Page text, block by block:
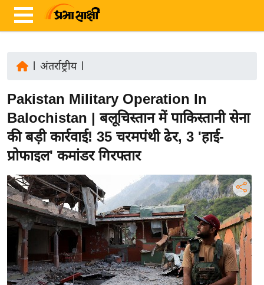
ज़ा
ख
ब
र
ष्ट्री
य
अं
त
र्रा
ष्ट्री
य
अंतर्राष्ट्रीय|
Pakistan Military Operation In
Balochistan | बलूचिस्तान में पाकिस्तानी सेना
की बड़ी कार्रवाई! 35 चरमपंथी ढेर, 3 'हाई-
प्रोफाइल' कमांडर गिरफ्तार